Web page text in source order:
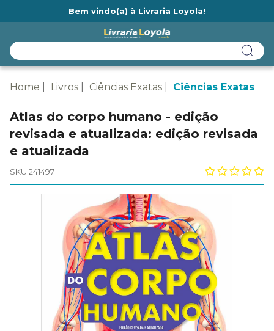
Bem vindo(a) à Livraria Loyola!
Home Livros Ciências Exatas Ciências Exatas
Atlas do corpo humano - edição
revisada e atualizada: edição revisada
e atualizada
SKU 241497